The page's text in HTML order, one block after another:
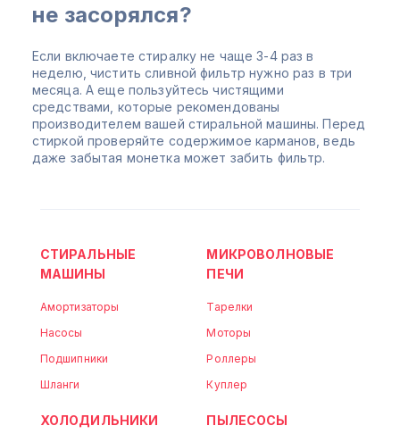
не засорялся?
Если включаете стиралку не чаще 3-4 раз в
неделю, чистить сливной фильтр нужно раз в три
месяца. А еще пользуйтесь чистящими
средствами, которые рекомендованы
производителем вашей стиральной машины. Перед
стиркой проверяйте содержимое карманов, ведь
даже забытая монетка может забить фильтр.
СТИРАЛЬНЫЕ
МАШИНЫ
Амортизаторы
Насосы
Подшипники
Шланги
МИКРОВОЛНОВЫЕ
ПЕЧИ
Тарелки
Моторы
Роллеры
Куплер
ХОЛОДИЛЬНИКИ ПЫЛЕСОСЫ